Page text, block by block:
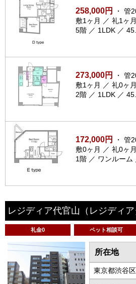
258,000円
・ 管
敷1ヶ月 ／ 礼1ヶ月
5階 ／ 1LDK ／
273,000円
・ 管
敷1ヶ月 ／ 礼0ヶ月
2階 ／ 1LDK ／
172,000円
・ 管
敷0ヶ月 ／ 礼0ヶ月
1階 ／ ワンルーム
レジディア代官山 （レジディ
礼金0 ペット相談可
所在地
東京都渋谷